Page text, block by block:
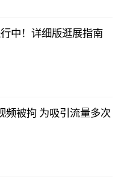
中！详细版逛展指南
频被拘 为吸引流量多次